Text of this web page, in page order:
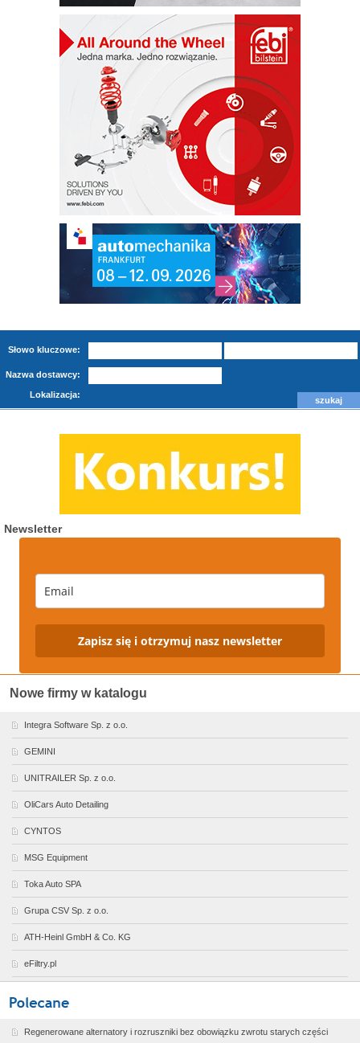
Słowo kluczowe:
Nazwa dostawcy:
Lokalizacja:
Newsletter
Zapisz się i otrzymuj nasz newsletter
Nowe firmy w katalogu
Integra Software Sp. z o.o.
GEMINI
UNITRAILER Sp. z o.o.
OliCars Auto Detailing
CYNTOS
MSG Equipment
Toka Auto SPA
Grupa CSV Sp. z o.o.
ATH-Heinl GmbH & Co. KG
eFiltry.pl
Regenerowane alternatory i rozruszniki bez obowiązku zwrotu starych części